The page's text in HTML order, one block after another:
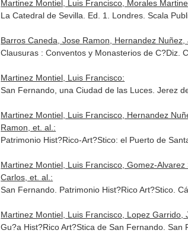
Martinez Montiel, Luis Francisco, Morales
La Catedral de Sevilla. Ed. 1. Londres. Scala
Barros Caneda, Jose Ramon, Hernandez
Clausuras : Conventos y Monasterios de C?Diz.
Martinez Montiel, Luis Francisco:
San Fernando, una Ciudad de las Luces. Jerez
Martinez Montiel, Luis Francisco, Hernandez
Ramon, et. al.:
Patrimonio Hist?Rico-Art?Stico: el Puerto de
Martinez Montiel, Luis Francisco, Gomez-
Carlos, et. al.:
San Fernando. Patrimonio Hist?Rico Art?Stico.
Martinez Montiel, Luis Francisco, Lopez Garrido,
Gu?a Hist?Rico Art?Stica de San Fernando.